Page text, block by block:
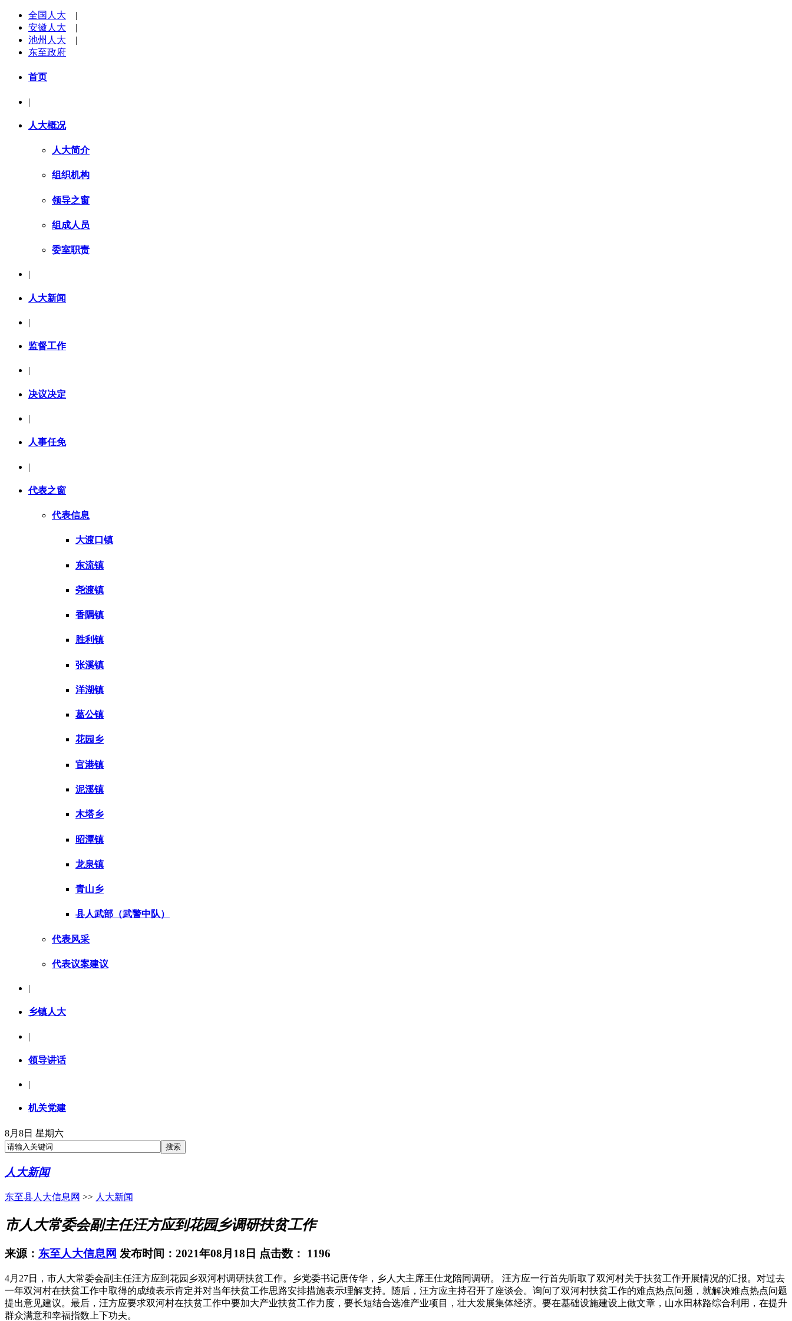
全国人大 |
安徽人大 |
池州人大 |
东至政府
首页
|
人大概况
人大简介
组织机构
领导之窗
组成人员
委室职责
|
人大新闻
|
监督工作
决议决定
|
人事任免
|
代表之窗
代表信息
大渡口镇
东流镇
尧渡镇
香隅镇
胜利镇
张溪镇
洋湖镇
葛公镇
花园乡
官港镇
泥溪镇
木塔乡
昭潭镇
龙泉镇
青山乡
县人武部（武警中队）
代表风采
代表议案建议
|
乡镇人大
|
领导讲话
|
机关党建
8月8日 星期六
人大新闻
东至县人大信息网 >> 人大新闻
市人大常委会副主任汪方应到花园乡调研扶贫工作
来源： 东至人大信息网 发布时间：2021年08月18日 点击数： 1196
4月27日，市人大常委会副主任汪方应到花园乡双河村调研扶贫工作。乡党委书记唐传华，乡人大主席王仕龙陪同调研。 汪方应一行首先听取了双河村关于扶贫工作开展情况的汇报。对过去
一年双河村在扶贫工作中取得的成绩表示肯定并对当年扶贫工作思路安排措施表示理解支持。随后，汪方应主持召开了座谈会。询问了双河村扶贫工作的难点热点问题，就解决难点热点问题
提出意见建议。最后，汪方应要求双河村在扶贫工作中要加大产业扶贫工作力度，要长短结合选准产业项目，壮大发展集体经济。要在基础设施建设上做文章，山水田林路综合利用，在提升
群众满意和幸福指数上下功夫。